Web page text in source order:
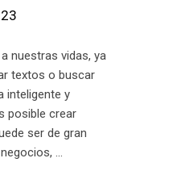
nuestras vidas, ya
textos o buscar
inteligente y
posible crear
ser de gran